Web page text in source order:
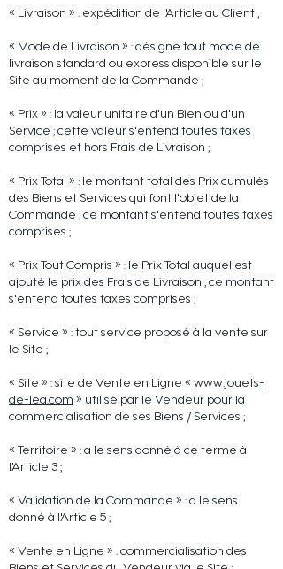
« Livraison » : expédition de l'Article au Client ;
« Mode de Livraison » : désigne tout mode de
livraison standard ou express disponible sur le
Site au moment de la Commande ;
« Prix » : la valeur unitaire d'un Bien ou d'un
Service ; cette valeur s'entend toutes taxes
comprises et hors Frais de Livraison ;
« Prix Total » : le montant total des Prix cumulés
des Biens et Services qui font l'objet de la
Commande ; ce montant s'entend toutes taxes
comprises ;
« Prix Tout Compris » : le Prix Total auquel est
ajouté le prix des Frais de Livraison ; ce montant
s'entend toutes taxes comprises ;
« Service » : tout service proposé à la vente sur
le Site ;
« Site » : site de Vente en Ligne « www.jouets-
de-lea.com » utilisé par le Vendeur pour la
commercialisation de ses Biens / Services ;
« Territoire » : a le sens donné à ce terme à
l'Article 3 ;
« Validation de la Commande » : a le sens
donné à l'Article 5 ;
« Vente en Ligne » : commercialisation des